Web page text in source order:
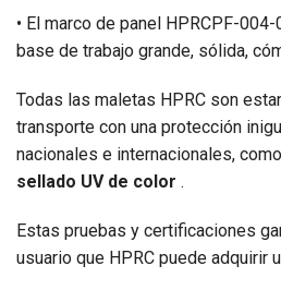
• El marco de panel HPRCPF-
base de trabajo grande, sólida,
Todas las maletas HPRC son
transporte con una protección
nacionales e internacionales,
sellado UV de color .
Estas pruebas y certificaciones
usuario que HPRC puede adquirir